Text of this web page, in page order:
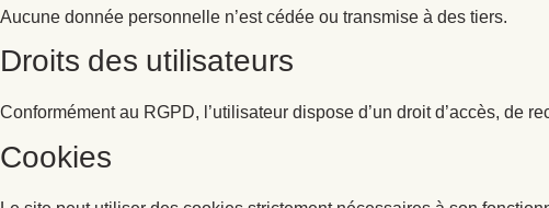
Aucune donnée personnelle n’est cédée ou transmise à des tiers.
Droits des utilisateurs
Conformément au RGPD, l’utilisateur dispose d’un droit d’accès,
Cookies